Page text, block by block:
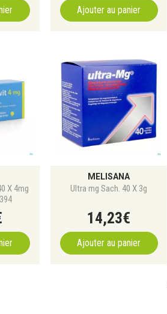
Ajouter au panier
X 4mg
MELISANA
Ultra mg Sach. 40 X 3g
14,23€
Ajouter au panier